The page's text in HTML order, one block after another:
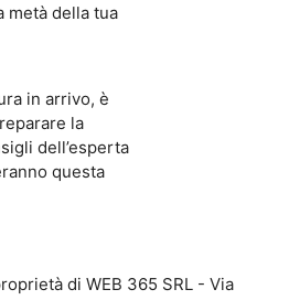
metà della tua
in arrivo, è
la
dell’esperta
questa
di WEB 365 SRL - Via